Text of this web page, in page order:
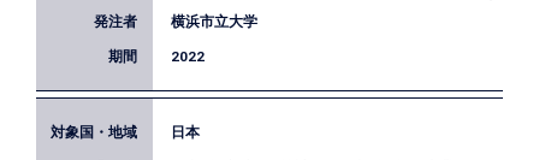
題発見から事業立案の過程においてデータを利活用
できるようになることを目標に研修を実施しまし
横浜市立大学
2022
国内の自治体でデータを利活用できる人材の育成を
日本